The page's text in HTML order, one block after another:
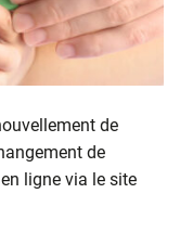
de
de
ligne via le site